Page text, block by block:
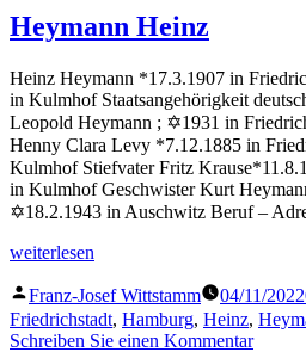
Heymann Heinz
Heinz Heymann *17.3.1907 in
in Kulmhof Staatsangehörigkeit
Leopold Heymann ; ✡1931 in
Henny Clara Levy *7.12.1885 in
Kulmhof Stiefvater Fritz
in Kulmhof Geschwister Kurt
✡18.2.1943 in Auschwitz Beruf –
„Heymann
weiterlesen
Veröffentlicht
von
Franz-Josef Wittstamm 04/11/2022
Friedrichstadt, Hamburg, Heinz,
Schreiben Sie einen Kommentarzu